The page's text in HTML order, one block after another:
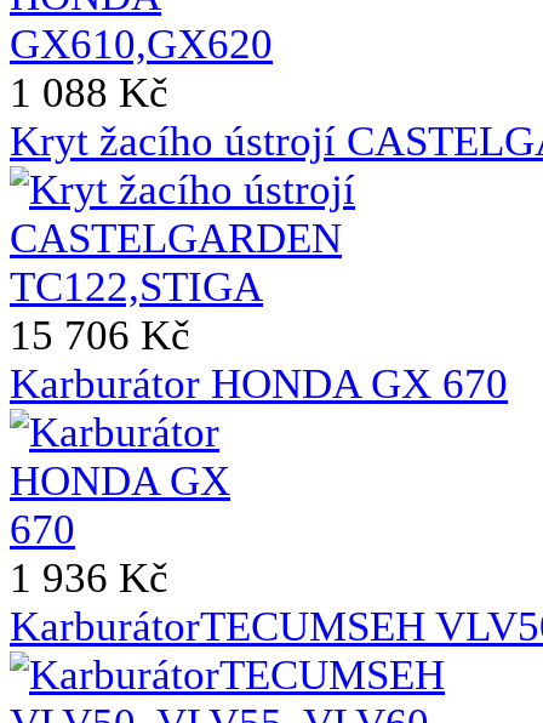
1 088 Kč
Kryt žacího ústrojí
15 706 Kč
Karburátor HONDA GX 670
1 936 Kč
KarburátorTECUMSEH